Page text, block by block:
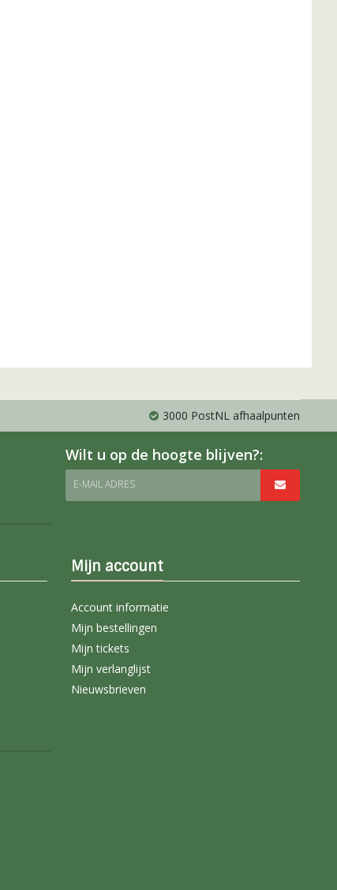
3000 PostNL afhaalpunten
Wilt u op de hoogte blijven?:
E-MAIL ADRES
Mijn account
Account informatie
Mijn bestellingen
Mijn tickets
Mijn verlanglijst
Nieuwsbrieven